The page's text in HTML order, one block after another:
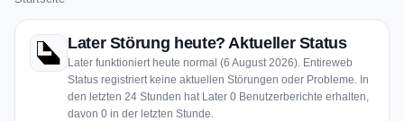
Later Störung heute? Aktueller Status
Later funktioniert heute normal (6 August 2026). Entireweb
Status registriert keine aktuellen Störungen oder Probleme. In
den letzten 24 Stunden hat Later 0 Benutzerberichte erhalten,
davon 0 in der letzten Stunde.